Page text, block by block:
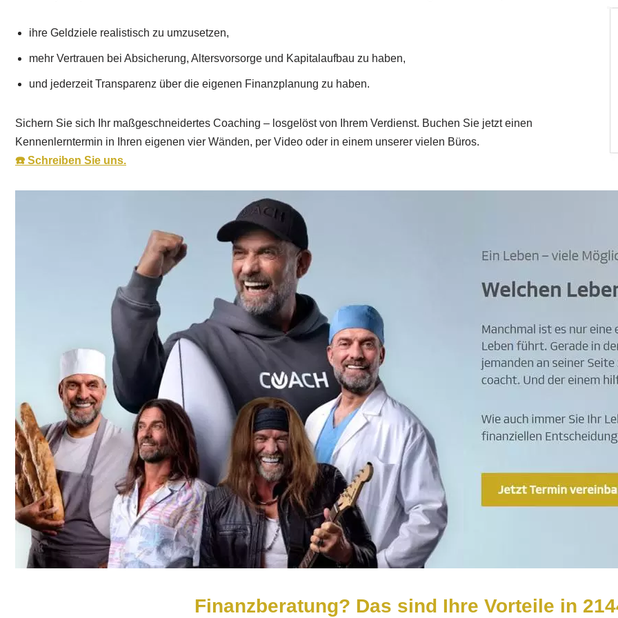
ihre Geldziele realistisch zu umzusetzen,
mehr Vertrauen bei Absicherung, Altersvorsorge und Kapitalaufbau zu haben,
und jederzeit Transparenz über die eigenen Finanzplanung zu haben.
Sichern Sie sich Ihr maßgeschneidertes Coaching – losgelöst von Ihrem Verdienst. Buchen Sie jetzt einen
Kennenlerntermin in Ihren eigenen vier Wänden, per Video oder in einem unserer vielen Büros.
☎️ Schreiben Sie uns.
Finanzberatung? Das sind Ihre Vorteile in